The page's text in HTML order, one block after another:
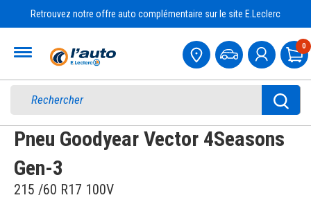
Retrouvez notre offre auto complémentaire sur le site E.Leclerc
0
Pneu Goodyear Vector 4Seasons
Gen-3
215 /60 R17 100V